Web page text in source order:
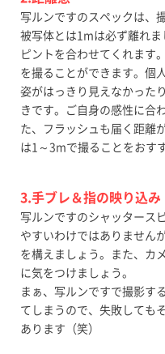
写ルンですのスペックは、
被写体とは1mは必ず離れ
ピントを合わせてくれます
を撮ることができます。個
姿がはっきり見えなかった
きです。ご自身の感性に合
た、フラッシュも届く距離
は1～3mで撮ることをおす
3.手ブレ＆指の映り込み
写ルンですのシャッタース
やすいわけではありません
を構えましょう。また、カ
に気をつけましょう。
まぁ、写ルンですで撮影す
てしまうので、失敗しても
あります（笑）